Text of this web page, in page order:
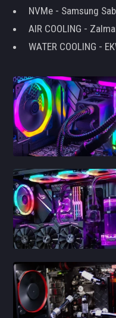
NVMe - Samsung
AIR COOLING -
WATER COOLING -